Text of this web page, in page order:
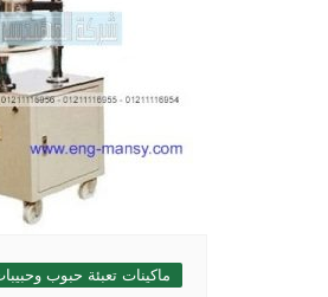
ماكينات تعبئة حبوب